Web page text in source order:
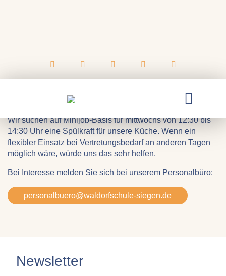
Wir suchen auf Minijob-Basis für mittwochs von 12:30 bis
14:30 Uhr eine Spülkraft für unsere Küche. Wenn ein
flexibler Einsatz bei Vertretungsbedarf an anderen Tagen
möglich wäre, würde uns das sehr helfen.
Bei Interesse melden Sie sich bei unserem Personalbüro:
personalbuero@waldorfschule-siegen.de
Newsletter